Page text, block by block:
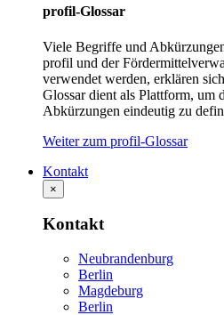
profil-Glossar
Viele Begriffe und
profil und der
verwendet werden, erklären
Glossar dient als Plattform, um
Abkürzungen eindeutig zu
Weiter zum profil-Glossar
Kontakt
×
Kontakt
Neubrandenburg
Berlin
Magdeburg
Berlin